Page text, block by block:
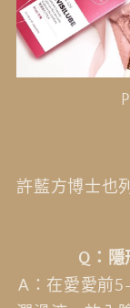
許藍方博士也
Q ：
A：在愛愛前